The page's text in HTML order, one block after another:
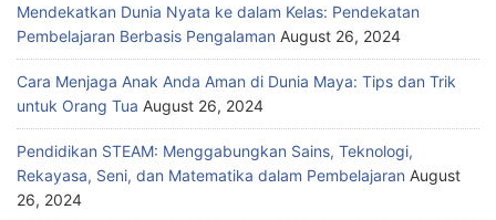
Mendekatkan Dunia Nyata ke dalam Kelas: Pendekatan
Pembelajaran Berbasis Pengalaman August 26, 2024
Cara Menjaga Anak Anda Aman di Dunia Maya: Tips dan Trik
untuk Orang Tua August 26, 2024
Pendidikan STEAM: Menggabungkan Sains, Teknologi,
Rekayasa, Seni, dan Matematika dalam Pembelajaran August
26, 2024